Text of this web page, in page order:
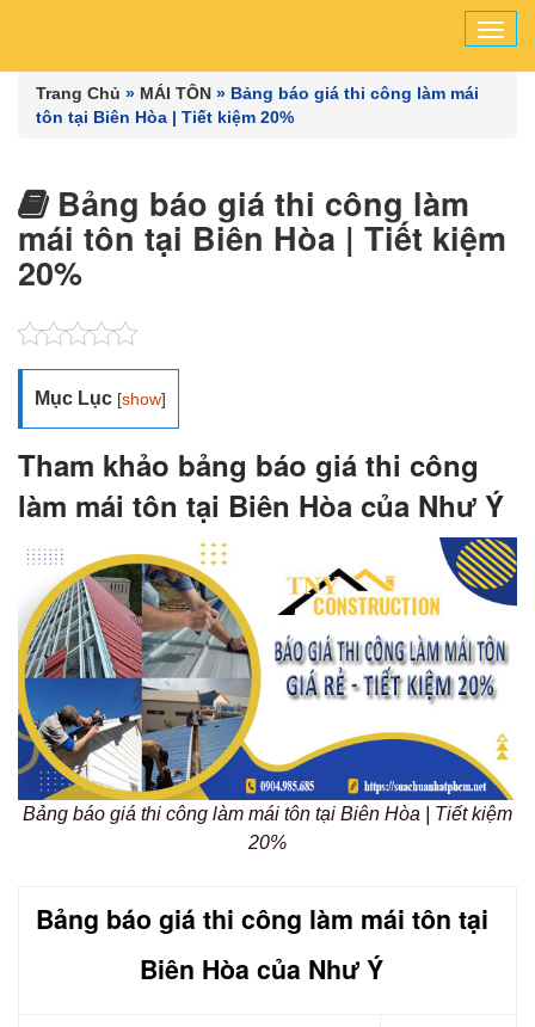
Trang Chủ » MÁI TÔN » Bảng báo giá thi công làm mái
tôn tại Biên Hòa | Tiết kiệm 20%
Bảng báo giá thi công làm
mái tôn tại Biên Hòa | Tiết kiệm
20%
Mục Lục [show]
Tham khảo bảng báo giá thi công
làm mái tôn tại Biên Hòa của Như Ý
Bảng báo giá thi công làm mái tôn tại Biên Hòa | Tiết kiệm
20%
Bảng báo giá thi công làm mái tôn tại
Biên Hòa của Như Ý